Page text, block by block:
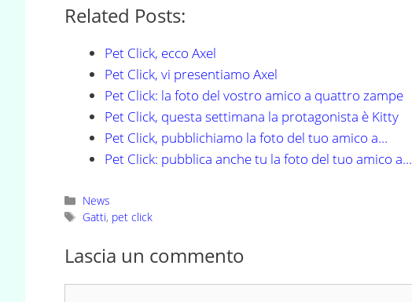
Related Posts:
Pet Click, ecco Axel
Pet Click, vi presentiamo Axel
Pet Click: la foto del vostro amico a quattro zampe
Pet Click, questa settimana la protagonista è Kitty
Pet Click, pubblichiamo la foto del tuo amico a…
Pet Click: pubblica anche tu la foto del tuo amico a…
Categorie
News
Tag
Gatti, pet click
Lascia un commento